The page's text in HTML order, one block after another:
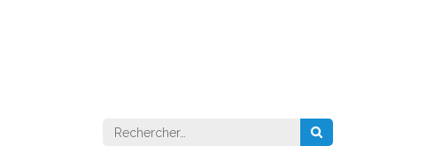
Rechercher :